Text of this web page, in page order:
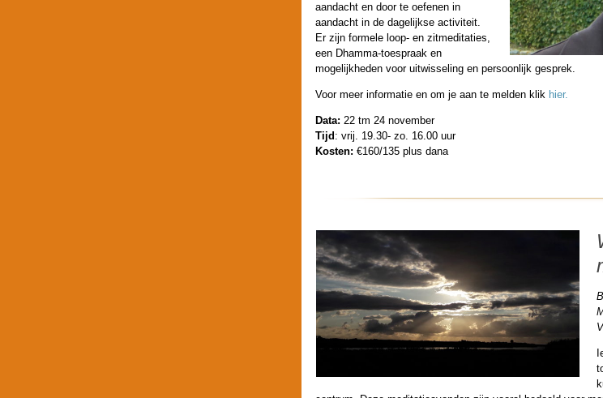
aandacht en door te oefenen in
aandacht in de dagelijkse activiteit.
Er zijn formele loop- en zitmeditaties,
een Dhamma-toespraak en
mogelijkheden voor uitwisseling en persoonlijk gesprek.
Voor meer informatie en om je aan te melden klik hier.
Data: 22 tm 24 november
Tijd : vrij. 19.30- zo. 16.00 uur
Kosten: €160/135 plus dana